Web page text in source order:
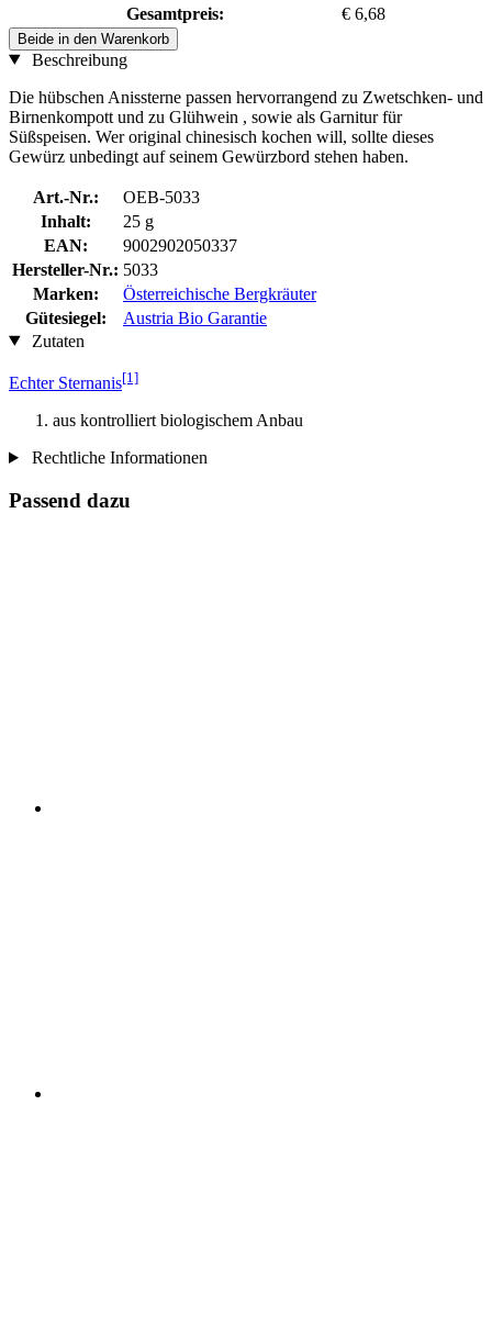
Gesamtpreis:
€ 6,68
Beide in den Warenkorb
Beschreibung
Die hübschen Anissterne passen hervorrangend zu Zwetschken- und
Birnenkompott und zu Glühwein , sowie als Garnitur für
Süßspeisen. Wer original chinesisch kochen will, sollte dieses
Gewürz unbedingt auf seinem Gewürzbord stehen haben.
Art.-Nr.:
OEB-5033
Inhalt:
25 g
EAN:
9002902050337
Hersteller-Nr.: 5033
Marken:
Österreichische Bergkräuter
Gütesiegel:
Austria Bio Garantie
Zutaten
Echter Sternanis[1]
aus kontrolliert biologischem Anbau
Rechtliche Informationen
Passend dazu